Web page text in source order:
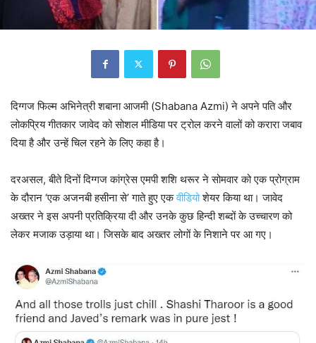
दिग्गज फिल्म अभिनेत्री शबाना आजमी (Shabana Azmi) ने अपने पति और
लोकप्रिय गीतकार जावेद को सोशल मीडिया पर ट्रोल करने वालों को करारा जबाव
दिया है और उन्हें चिल रहने के लिए कहा है।
दरअसल, बीते दिनों दिग्गज कांग्रेस एमपी शशि थरूर ने सोमवार को एक प्रोग्राम
के दौरान ‘एक अजनबी हसीना से’ गाते हुए एकवीडियोशेयर किया था। जावेद
अख्तर ने इस अपनी प्रतिक्रिया दी और उनके कुछ हिन्दी शब्दों के उच्चारण को
लेकर मजाक उड़ाया था। जिसके बाद अख्तर लोगों के निशाने पर आ गए।